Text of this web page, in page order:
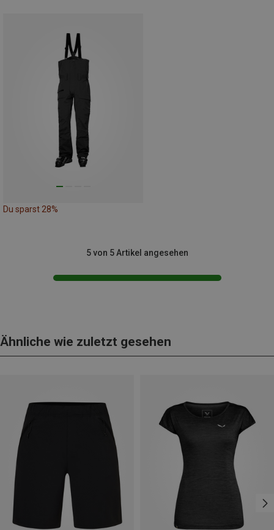
Du sparst 28%
5 von 5 Artikel angesehen
Ähnliche wie zuletzt gesehen